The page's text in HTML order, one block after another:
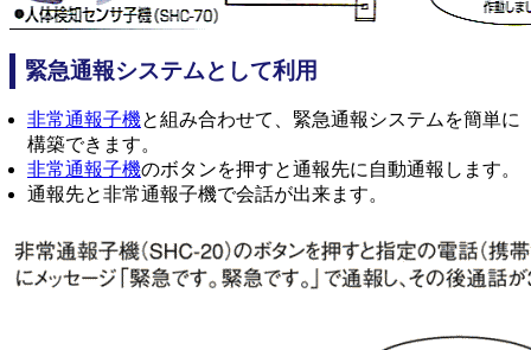
緊急通報システムとして利用
非常通報子機と組み合わせて、緊急通報システムを簡単に
構築できます。
非常通報子機のボタンを押すと通報先に自動通報します。
通報先と非常通報子機で会話が出来ます。